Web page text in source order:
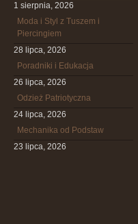
1 sierpnia, 2026
Moda i Styl z Tuszem i
Piercingiem
28 lipca, 2026
Poradniki i Edukacja
26 lipca, 2026
Odzież Patriotyczna
24 lipca, 2026
Mechanika od Podstaw
23 lipca, 2026